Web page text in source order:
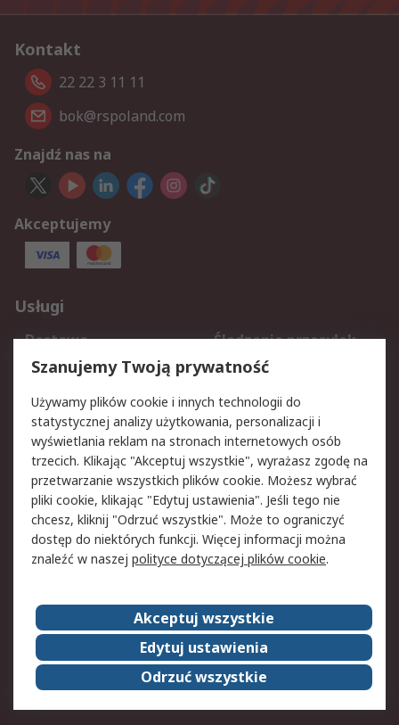
Kontakt
22 22 3 11 11
bok@rspoland.com
Znajdź nas na
Akceptujemy
Usługi
Dostawa
Śledzenie przesyłek
Reklamacje i zwroty
Rejestracja
Aspekty prawne
Bezpieczeństwo e-
maila
Polityka dotycząca
plików cookie
Polityka prywatności
Użytkowanie witryny
Zastrzeżenia prawne
Warunki Sprzedaży
Kontakt
O firmie RS
RS na świecie
Kariera
Nagrody dla RS
ESG
Szanujemy Twoją prywatność
Używamy plików cookie i innych technologii do
statystycznej analizy użytkowania, personalizacji i
wyświetlania reklam na stronach internetowych osób
trzecich. Klikając "Akceptuj wszystkie", wyrażasz zgodę na
przetwarzanie wszystkich plików cookie. Możesz wybrać
pliki cookie, klikając "Edytuj ustawienia". Jeśli tego nie
chcesz, kliknij "Odrzuć wszystkie". Może to ograniczyć
dostęp do niektórych funkcji. Więcej informacji można
znaleźć w naszej polityce dotyczącej plików cookie.
Akceptuj wszystkie
Edytuj ustawienia
Odrzuć wszystkie